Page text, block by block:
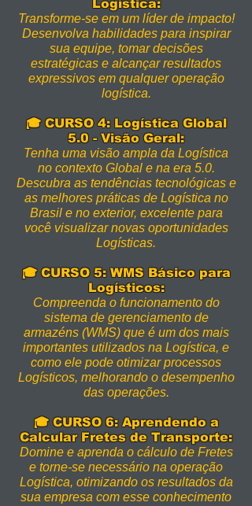
Logística:
Transforme-se em um líder de impacto!
Desenvolva habilidades para inspirar
sua equipe, tomar decisões
estratégicas e alcançar resultados
expressivos em qualquer operação
logística.
🎓 CURSO 4: Logística Global
5.0 - Visão Geral:
Tenha uma visão ampla da Logística
no contexto Global e na era 5.0.
Descubra as tendências tecnológicas e
as melhores práticas de Logística no
Brasil e no exterior, excelente para
você visualizar novas oportunidades
Logísticas.
🎓 CURSO 5: WMS Básico para
Logísticos:
Compreenda o funcionamento do
sistema de gerenciamento de
armazéns (WMS) que é um dos mais
importantes utilizados na Logística, e
como ele pode otimizar processos
Logísticos, melhorando o desempenho
das operações.
🎓 CURSO 6: Aprendendo a
Calcular Fretes de Transporte:
Domine e aprenda o cálculo de Fretes
e torne-se necessário na operação
Logística, otimizando os resultados da
sua empresa com esse conhecimento